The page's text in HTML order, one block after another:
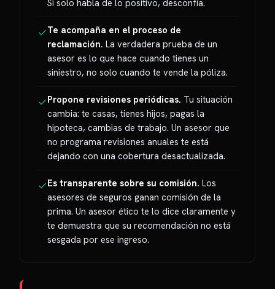
Si solo habla de lo positivo, desconfía.
✓Te acompaña en el proceso de
reclamación. La verdadera prueba de un
asesor es lo que hace cuando tienes un
siniestro, no solo cuando te vende la póliza.
✓Propone revisiones periódicas. Tu situación
cambia: te casas, tienes hijos, pagas la
hipoteca, cambias de trabajo. Un asesor que
no programa revisiones anuales te está
dejando con una cobertura desactualizada.
✓Es transparente sobre su comisión. Los
asesores de seguros ganan comisión de la
prima. Un asesor ético te lo dice claramente y
te demuestra que su recomendación no está
sesgada por ese ingreso.